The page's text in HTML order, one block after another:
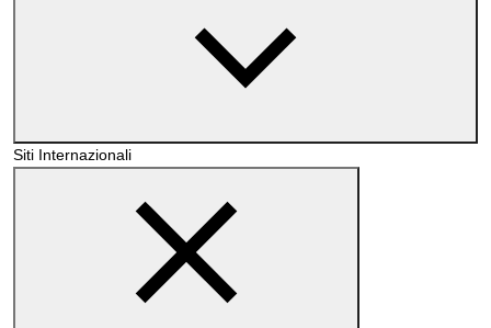
Siti Internazionali